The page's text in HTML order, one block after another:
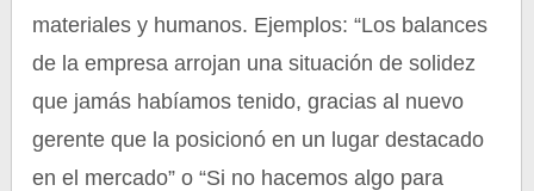
materiales y humanos. Ejemplos: “Los balances
de la empresa arrojan una situación de solidez
que jamás habíamos tenido, gracias al nuevo
gerente que la posicionó en un lugar destacado
en el mercado” o “Si no hacemos algo para